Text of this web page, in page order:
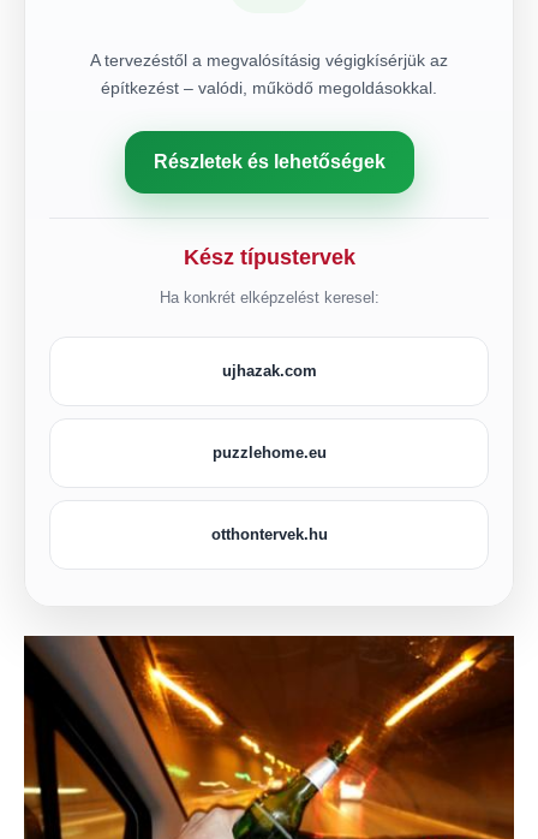
A tervezéstől a megvalósításig végigkísérjük az
építkezést – valódi, működő megoldásokkal.
Részletek és lehetőségek
Kész típustervek
Ha konkrét elképzelést keresel:
ujhazak.com
puzzlehome.eu
otthontervek.hu